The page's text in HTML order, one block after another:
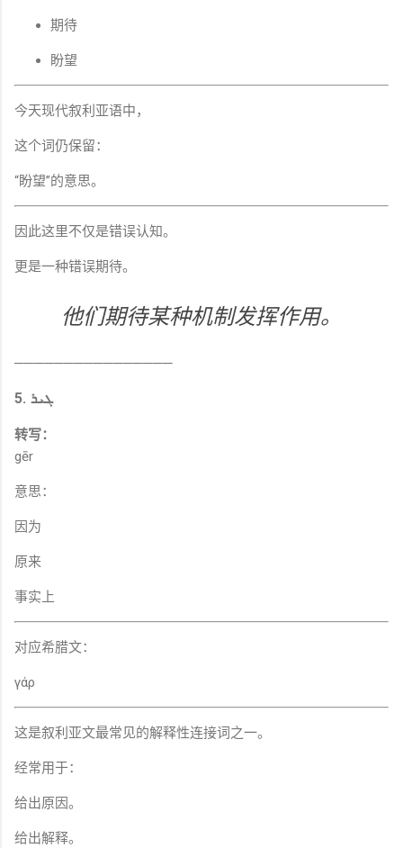
期待
盼望
今天现代叙利亚语中，
这个词仍保留：
“盼望”的意思。
因此这里不仅是错误认知。
更是一种错误期待。
他们期待某种机制发挥作用。
────────────────
5. ܓܝܪ
转写：
gēr
意思：
因为
原来
事实上
对应希腊文：
γάρ
这是叙利亚文最常见的解释性连接词之一。
经常用于：
给出原因。
给出解释。